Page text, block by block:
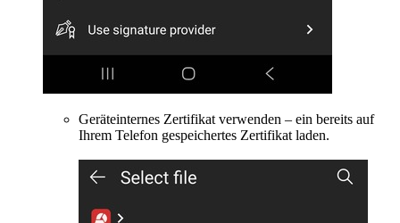
Geräteinternes Zertifikat verwenden – ein bereits auf
Ihrem Telefon gespeichertes Zertifikat laden.